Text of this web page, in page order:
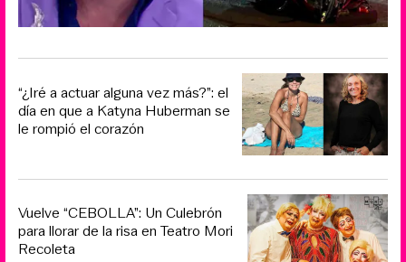
“¿Iré a actuar alguna vez más?”: el
día en que a Katyna Huberman se
le rompió el corazón
Vuelve “CEBOLLA”: Un Culebrón
para llorar de la risa en Teatro Mori
Recoleta